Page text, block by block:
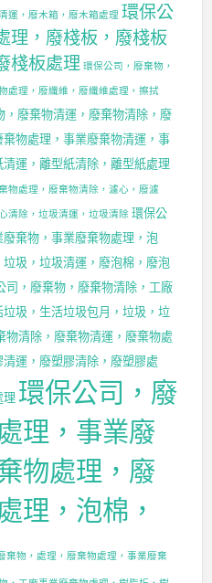
運，廢木箱，廢木箱處理 環保公
理，廢棧板，廢棧板
棧板處理 環保公司，廢棄物，
處理，廢纖維，廢纖維處理，擦拭
，廢棄物清運，廢棄物清除，廢
物處理，事業廢棄物清運，事
運，離型紙清除，離型紙處理
物處理，廢棄物清除，濾心，廢濾
清除，垃圾清運，垃圾清除 環保公
棄物，事業廢棄物處理，泡
圾，垃圾清運，廢泡棉，廢泡
司，廢棄物，廢棄物清除，工廠
圾，生活垃圾包月，垃圾，垃
物清除，廢棄物清運，廢棄物處
運，廢塑膠清除，廢塑膠處
理 環保公司，廢
理，事業廢
物處理，廢
理，泡棉，
棄物，處理，廢棄物處理，事業廢棄